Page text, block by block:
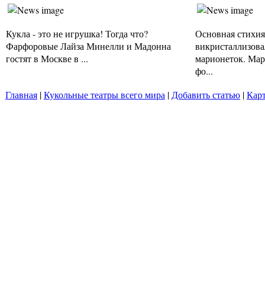
Кукла - это не игрушка! Тогда что?
Фарфоровые Лайза Минелли и Мадонна
гостят в Москве в ...
Основная
марионеток.
фо...
Главная |Кукольные театры всего мира | Добавить статью |